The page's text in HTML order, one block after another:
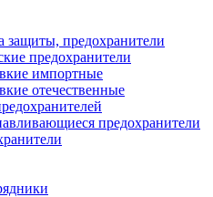
защиты, предохранители
предохранители
импортные
отечественные
предохранители